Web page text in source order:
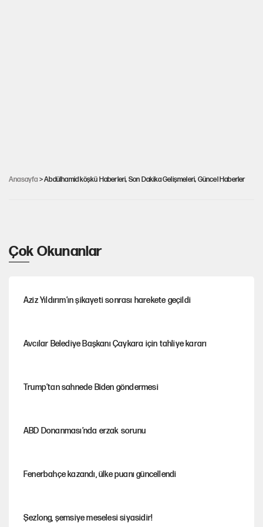
Anasayfa > Abdülhamid köşkü Haberleri, Son Dakika Gelişmeleri, Güncel Haberler
alıyor
Çok Okunanlar
Aziz Yıldırım’ın şikayeti sonrası harekete geçildi
Avcılar Belediye Başkanı Çaykara için tahliye kararı
Trump’tan sahnede Biden göndermesi
ABD Donanması’nda erzak sorunu
Fenerbahçe kazandı, ülke puanı güncellendi
Şezlong, şemsiye meselesi siyasidir!